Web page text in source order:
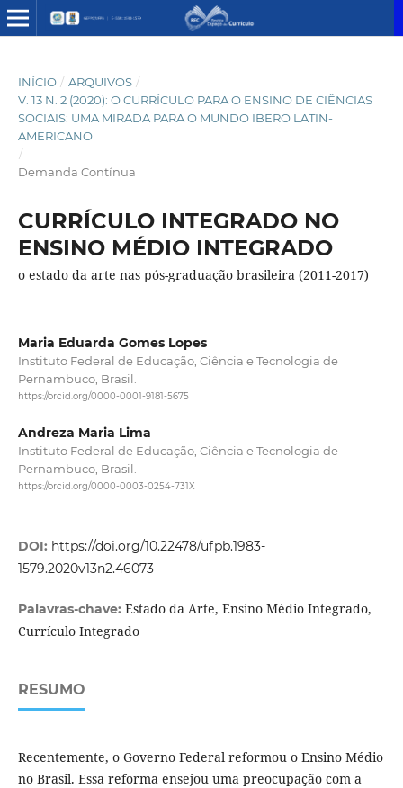
INÍCIO / ARQUIVOS /
V. 13 N. 2 (2020): O CURRÍCULO PARA O ENSINO DE CIÊNCIAS
SOCIAIS: UMA MIRADA PARA O MUNDO IBERO LATIN-
AMERICANO
/
Demanda Contínua
CURRÍCULO INTEGRADO NO
ENSINO MÉDIO INTEGRADO
o estado da arte nas pós-graduação brasileira (2011-2017)
Maria Eduarda Gomes Lopes
Instituto Federal de Educação, Ciência e Tecnologia de
Pernambuco, Brasil.
https://orcid.org/0000-0001-9181-5675
Andreza Maria Lima
Instituto Federal de Educação, Ciência e Tecnologia de
Pernambuco, Brasil.
https://orcid.org/0000-0003-0254-731X
DOI: https://doi.org/10.22478/ufpb.1983-
1579.2020v13n2.46073
Palavras-chave: Estado da Arte, Ensino Médio Integrado,
Currículo Integrado
RESUMO
Recentemente, o Governo Federal reformou o Ensino Médio
no Brasil. Essa reforma ensejou uma preocupação com a